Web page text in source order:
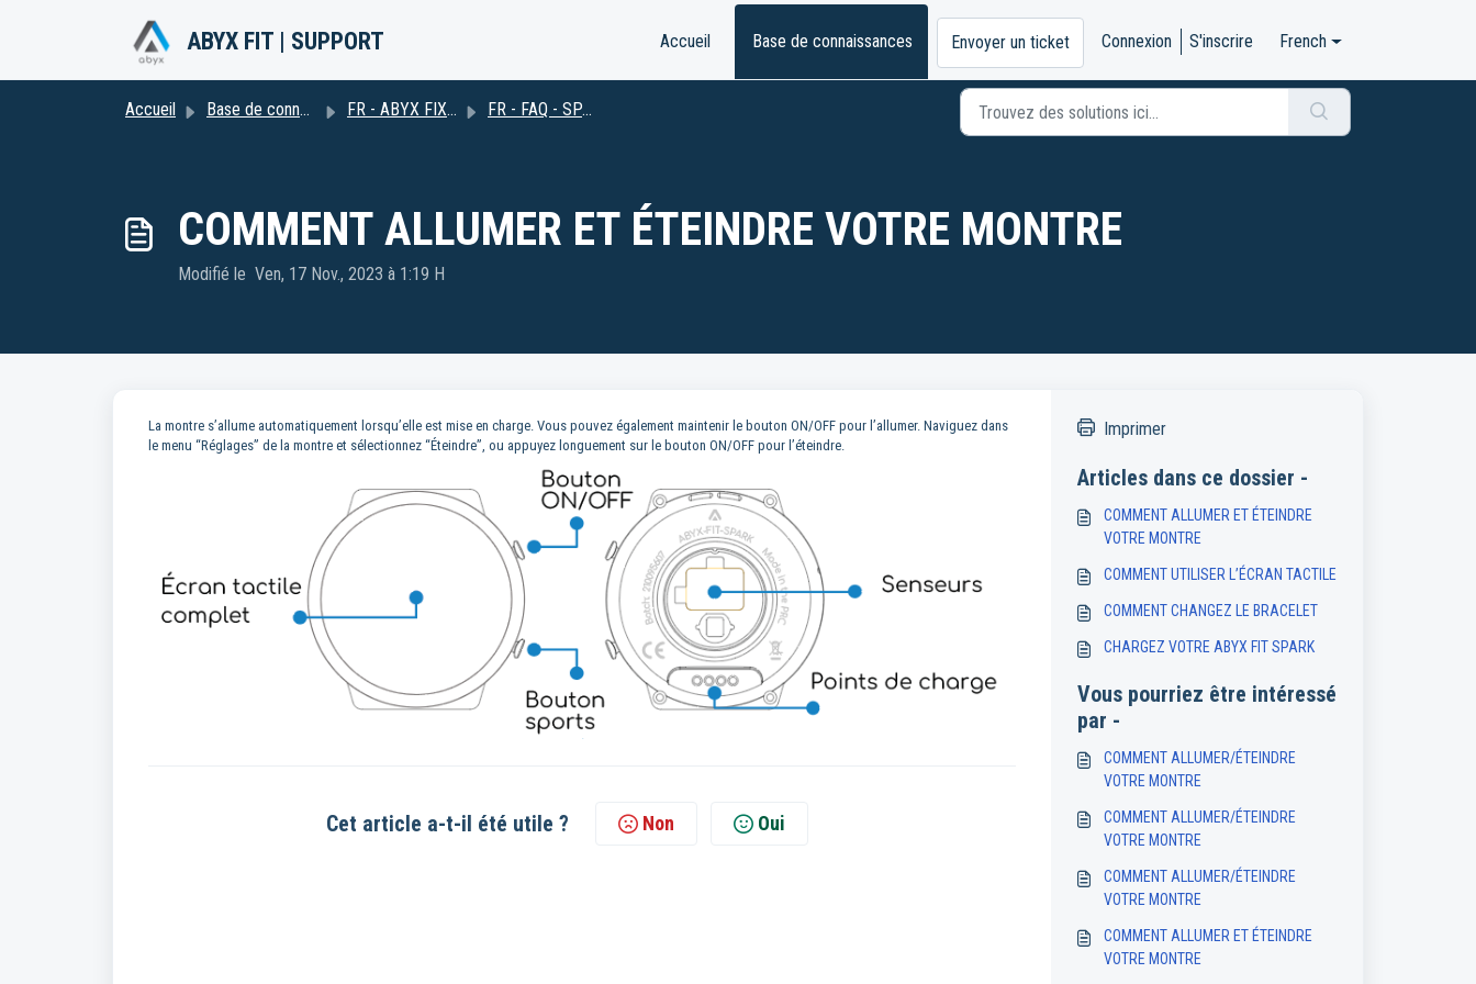
ABYX FIT | SUPPORT Accueil Base de connaissances Envoyer un ticket Connexion S'inscrire French
Accueil Base de connaissances FR - ABYX FIX SPARK 2 FR - FAQ - SPARK 2
COMMENT ALLUMER ET ÉTEINDRE VOTRE MONTRE
Modifié le Ven, 17 Nov., 2023 à 1:19 H
La montre s’allume automatiquement lorsqu’elle est mise en charge. Vous pouvez également maintenir le bouton ON/OFF pour l’allumer. Naviguez dans
le menu “Réglages” de la montre et sélectionnez “Éteindre”, ou appuyez longuement sur le bouton ON/OFF pour l’éteindre.
Cet article a-t-il été utile ? Non Oui
Imprimer
Articles dans ce dossier -
COMMENT ALLUMER ET ÉTEINDRE
VOTRE MONTRE
COMMENT UTILISER L’ÉCRAN TACTILE
COMMENT CHANGEZ LE BRACELET
CHARGEZ VOTRE ABYX FIT SPARK
Vous pourriez être intéressé
par -
COMMENT ALLUMER/ÉTEINDRE
VOTRE MONTRE
COMMENT ALLUMER/ÉTEINDRE
VOTRE MONTRE
COMMENT ALLUMER/ÉTEINDRE
VOTRE MONTRE
COMMENT ALLUMER ET ÉTEINDRE
VOTRE MONTRE